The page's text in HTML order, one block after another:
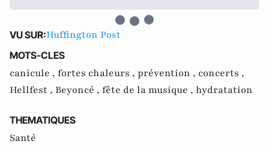
VU SUR:Huffington Post
MOTS-CLES
canicule , fortes chaleurs , prévention , concerts ,
Hellfest , Beyoncé , fête de la musique , hydratation
THEMATIQUES
Santé